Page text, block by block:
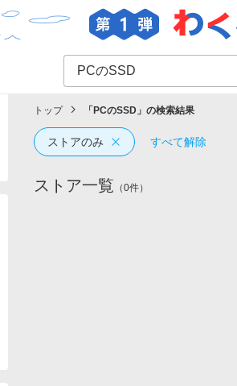
イベント一覧 ショッピング
トップ 「 PCのSSD 」の検索結果
ストアのみ すべて解除
ストア一覧 （0件）